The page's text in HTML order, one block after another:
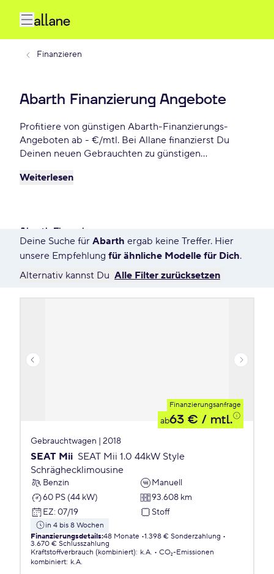
Finanzieren
Abarth Finanzierung Angebote
Profitiere von günstigen Abarth-Finanzierungs-
Angeboten ab - €/mtl. Bei Allane finanzierst Du
Deinen neuen Gebrauchten zu günstigen
Gebrauchtwagengarantie und vielen weiteren
Weiterlesen
Abarth Finanzierung
1783 Angebote für Deine Suche
Deine Suche für Abarth ergab keine Treffer. Hier
unsere Empfehlung für ähnliche Modelle für Dich.
Alternativ kannst Du Alle Filter zurücksetzen
Finanzierungsanfrage
ab63 € / mtl.
Gebrauchtwagen | 2018
SEAT Mii SEAT Mii 1.0 44kW Style
Schräghecklimousine
Benzin
Manuell
60 PS (44 kW)
93.608 km
EZ: 07/19 Stoff
in 4 bis 8 Wochen
Finanzierungsdetails:48 Monate 1.398 € Sonderzahlung
3.670 € Schlusszahlung
Kraftstoffverbrauch (kombiniert): k.A.
CO₂-Emissionen
kombiniert: k.A.